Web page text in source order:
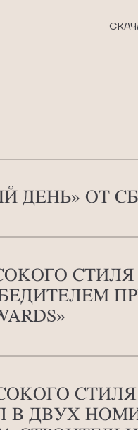
ДЕНЬ» ОТ
СТИЛЯ
СТИЛЯ
В ДВУХ